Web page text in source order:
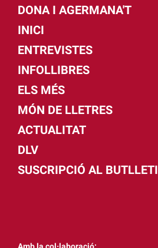
DONA I AGERMANA'T
INICI
ENTREVISTES
INFOLLIBRES
ELS MÉS
MÓN DE LLETRES
ACTUALITAT
DLV
SUSCRIPCIÓ AL BUTLLETI
Amb la col·laboració: